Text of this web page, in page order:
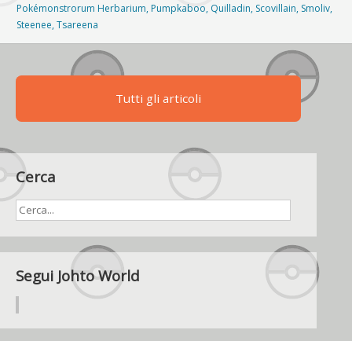
Pokémonstrorum Herbarium, Pumpkaboo, Quilladin, Scovillain, Smoliv,
Steenee,Tsareena
Tutti gli articoli
Cerca
Segui Johto World